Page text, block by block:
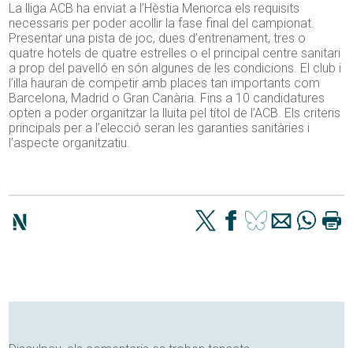
La lliga ACB ha enviat a l’Hèstia Menorca els requisits
necessaris per poder acollir la fase final del campionat.
Presentar una pista de joc, dues d’entrenament, tres o
quatre hotels de quatre estrelles o el principal centre sanitari
a prop del pavelló en són algunes de les condicions. El club i
l’illa hauran de competir amb places tan importants com
Barcelona, Madrid o Gran Canària. Fins a 10 candidatures
opten a poder organitzar la lluita pel títol de l’ACB. Els criteris
principals per a l’elecció seran les garanties sanitàries i
l’aspecte organitzatiu.